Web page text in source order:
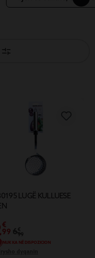
LUGË KULLUESE
€
99
NUK KA NË DISPOZICION